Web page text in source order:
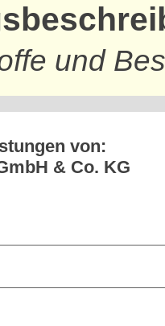
und
von:
& Co. KG